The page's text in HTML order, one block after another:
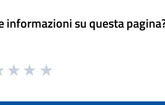
informazioni su questa